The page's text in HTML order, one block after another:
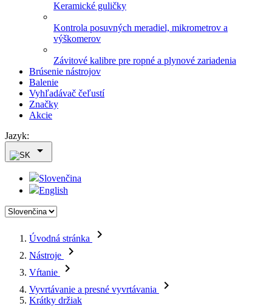
Keramické guličky
Kontrola posuvných meradiel, mikrometrov a
výškomerov
Závitové kalibre pre ropné a plynové zariadenia
Brúsenie nástrojov
Balenie
Vyhľadávač čeľustí
Značky
Akcie
Jazyk:

Slovenčina
English
Úvodná stránka 
Nástroje 
Vŕtanie 
Vyvrtávanie a presné vyvrtávania 
Krátky držiak